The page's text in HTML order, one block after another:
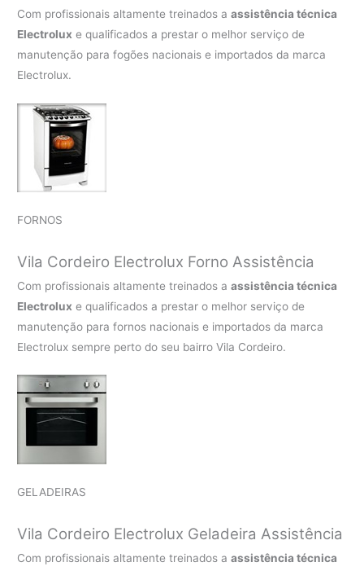
Com profissionais altamente treinados aassistência técnica
Electrolux e qualificados a prestar o melhor serviço de
manutenção para fogões nacionais e importados da marca
Electrolux.
FORNOS
Vila Cordeiro Electrolux Forno Assistência
Com profissionais altamente treinados aassistência técnica
Electrolux e qualificados a prestar o melhor serviço de
manutenção para fornos nacionais e importados da marca
Electrolux sempre perto do seu bairro Vila Cordeiro.
GELADEIRAS
Vila Cordeiro Electrolux Geladeira Assistência
Com profissionais altamente treinados aassistência técnica